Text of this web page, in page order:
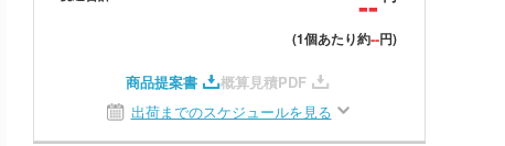
(1個あたり約--円)
商品提案書
概算見積PDF
出荷までのスケジュールを見る